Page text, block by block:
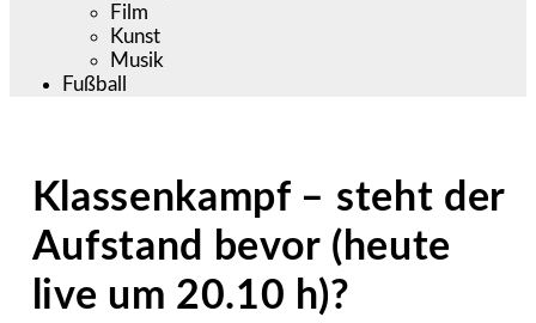
Film
Kunst
Musik
Fußball
Klassenkampf – steht der
Aufstand bevor (heute
live um 20.10 h)?